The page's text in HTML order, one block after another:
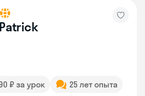
Patrick
₽ за урок
25 лет опыта